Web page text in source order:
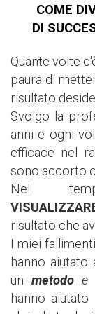
COME
DI
Quante volte
paura di
risultato
Svolgo la
anni e ogni
efficace nel
sono accorto
Nel
risultato che
I miei
hanno aiutato
un metodoe
hanno